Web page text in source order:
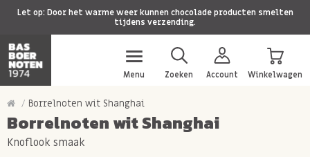
Let op: Door het warme weer kunnen chocolade producten smelten
tijdens verzending.
Menu Zoeken Account Winkelwagen
Borrelnoten wit Shanghai
Borrelnoten wit Shanghai
Knoflook smaak